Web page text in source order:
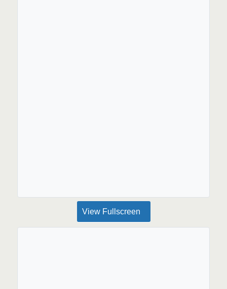
View Fullscreen